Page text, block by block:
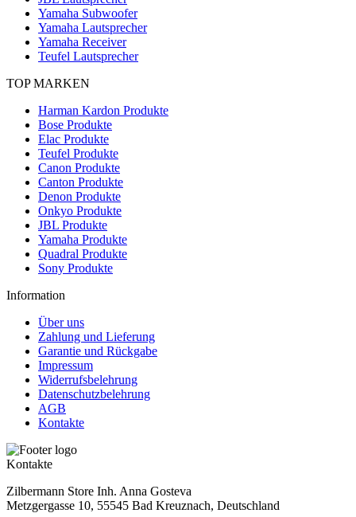
Yamaha Subwoofer
Yamaha Lautsprecher
Yamaha Receiver
Teufel Lautsprecher
TOP MARKEN
Harman Kardon Produkte
Bose Produkte
Elac Produkte
Teufel Produkte
Canon Produkte
Canton Produkte
Denon Produkte
Onkyo Produkte
JBL Produkte
Yamaha Produkte
Quadral Produkte
Sony Produkte
Information
Über uns
Zahlung und Lieferung
Garantie und Rückgabe
Impressum
Widerrufsbelehrung
Datenschutzbelehrung
AGB
Kontakte
Kontakte
Zilbermann Store Inh. Anna Gosteva
Metzgergasse 10, 55545 Bad Kreuznach, Deutschland